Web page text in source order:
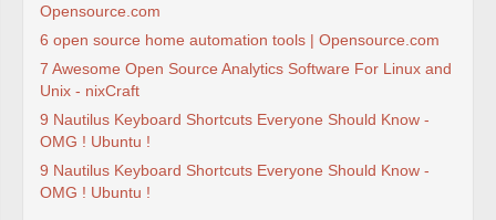
Opensource.com
6 open source home automation tools | Opensource.com
7 Awesome Open Source Analytics Software For Linux and
Unix - nixCraft
9 Nautilus Keyboard Shortcuts Everyone Should Know -
OMG ! Ubuntu !
9 Nautilus Keyboard Shortcuts Everyone Should Know -
OMG ! Ubuntu !